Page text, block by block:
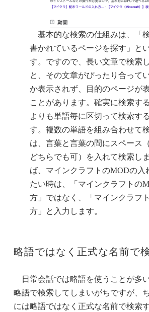
基本的な検索の仕組みは、「
書かれているページを探す」と
す。ですので、長い文章で検索
と、その文章がぴったり合って
か表示されず、目的のページが
ことがあります。確実に検索す
よりも単語毎に区切って検索す
す。複数の単語を組み合わせて
は、言葉と言葉の間にスペース
どちらでも可）を入れて検索し
ば、マインクラフトのMODの入
たい時は、「マインクラフトの
方」ではなく、「マインクラフ
方」と入力します。
略語ではなく正式な名前で
日常会話では略語を使うことが多
略語で検索してしまいがちですが、
には略語ではなく正式な名前で検索